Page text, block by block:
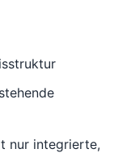
nur integrierte,